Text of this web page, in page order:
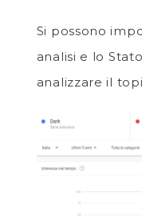
Si possono
analisi e lo
analizzare il